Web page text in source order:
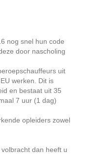
nog snel hun code
door nascholing
uit
werken. Dit is
en bestaat uit 35
7 uur (1 dag)
opleiders zowel
dan heeft u